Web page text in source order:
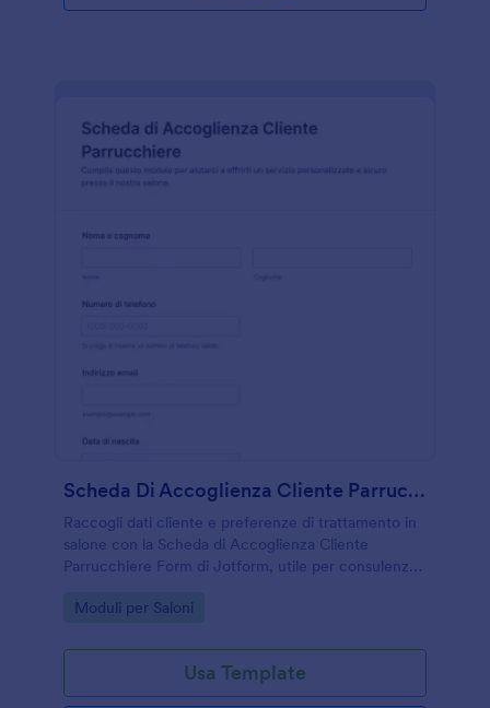
Scheda Di Accoglienza Cliente Parrucchiere
Raccogli dati cliente e preferenze di trattamento in
salone con la Scheda di Accoglienza Cliente
Parrucchiere Form di Jotform, utile per consulenze
ordinato.
Go to Category:
Moduli per Saloni
Usa Template